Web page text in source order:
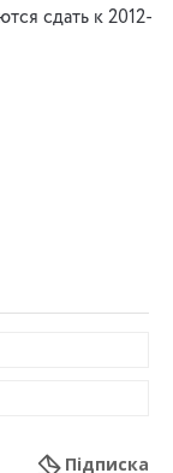
сдать к 2012-
Підписка